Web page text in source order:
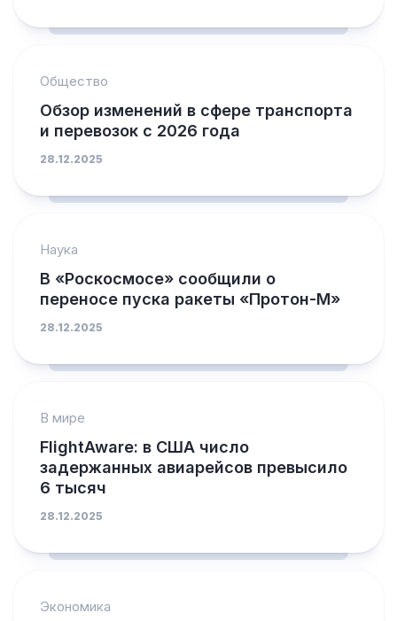
Общество
Обзор изменений в сфере транспорта
и перевозок с 2026 года
28.12.2025
Наука
В «Роскосмосе» сообщили о
переносе пуска ракеты «Протон-М»
28.12.2025
В мире
FlightAware: в США число
задержанных авиарейсов превысило
6 тысяч
28.12.2025
Экономика